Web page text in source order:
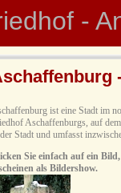
-
ist eine Stadt im
Aschaffenburgs, auf
Stadt und umfasst
Sie einfach auf ein
als Bildershow.